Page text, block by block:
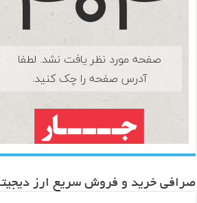
صرافی خرید و فروش سریع ارز